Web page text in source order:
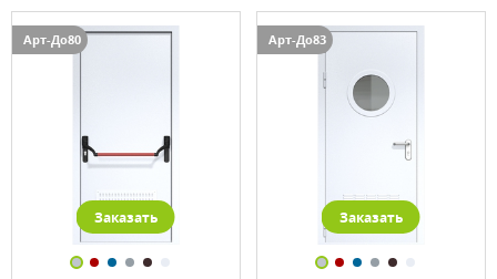
Арт-До80
Заказать
Арт-До83
Заказать